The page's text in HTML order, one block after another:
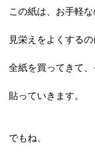
この紙は、お手軽
見栄えをよくする
全紙を買ってきて
貼っていきます。
でもね、